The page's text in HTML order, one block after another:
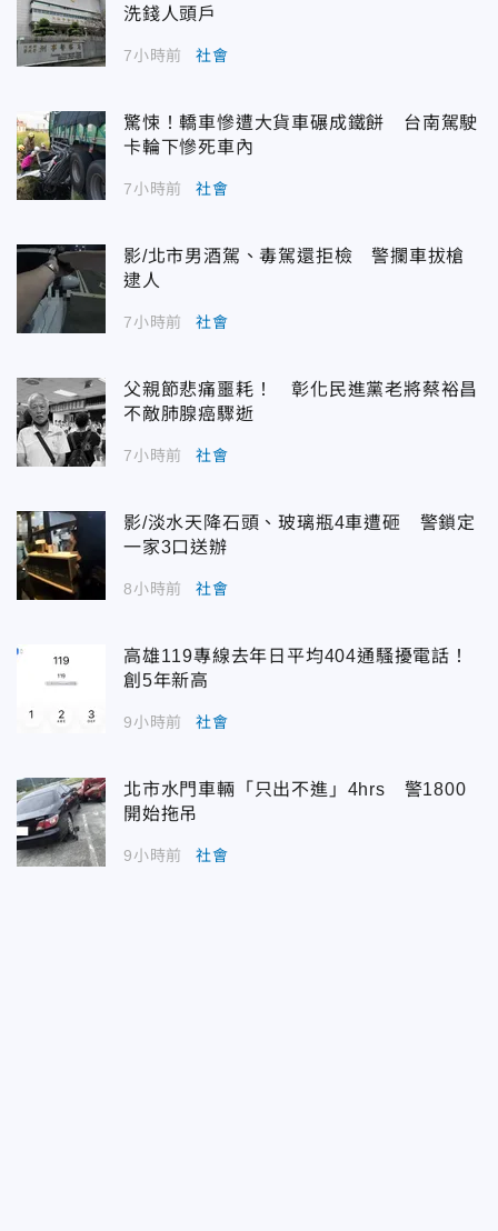
洗錢人頭戶
7小時前 社會
驚悚！轎車慘遭大貨車碾成鐵餅 台南駕駛
卡輪下慘死車內
7小時前 社會
影/北市男酒駕、毒駕還拒檢 警攔車拔槍
逮人
7小時前 社會
父親節悲痛噩耗！ 彰化民進黨老將蔡裕昌
不敵肺腺癌驟逝
7小時前 社會
影/淡水天降石頭、玻璃瓶4車遭砸 警鎖定
一家3口送辦
8小時前 社會
高雄119專線去年日平均404通騷擾電話！
創5年新高
9小時前 社會
北市水門車輛「只出不進」4hrs 警1800
開始拖吊
9小時前 社會